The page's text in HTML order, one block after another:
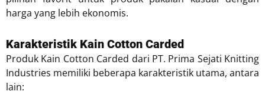
harga yang lebih ekonomis.
Karakteristik Kain Cotton Carded
Produk Kain Cotton Carded dari PT. Prima Sejati Knitting
Industries memiliki beberapa karakteristik utama, antara
lain: